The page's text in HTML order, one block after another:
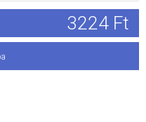
3224 Ft